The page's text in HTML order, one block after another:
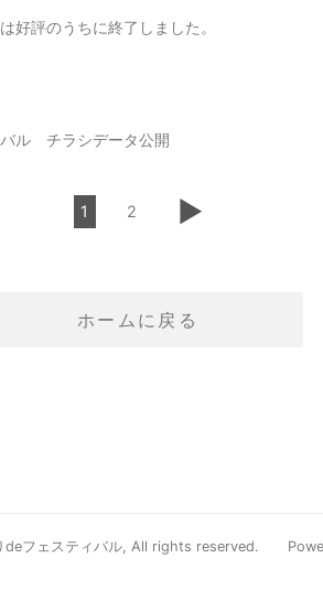
好評のうちに終了しました。
ル チラシデータ公開
▶
ホームに戻る
フェスティバル, All rights reserved.